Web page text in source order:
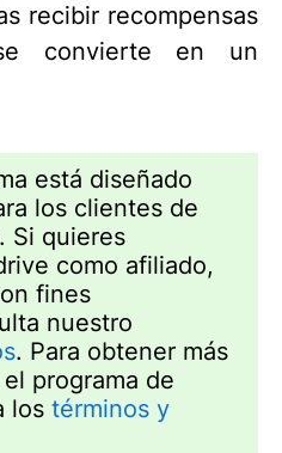
recibir recompensas
convierte en un
está diseñado
los clientes de
Si quieres
como afiliado,
fines
nuestro
. Para obtener más
programa de
los términos y